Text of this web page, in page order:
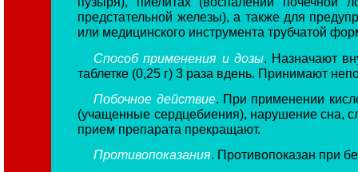
предстательной железы), а также для
или медицинского инструмента трубчатой
Способ применения и дозы. Назначают
таблетке (0,25 г) 3 раза вдень. Принимают
Побочное действие. При применении
(учащенные сердцебиения), нарушение сна,
прием препарата прекращают.
Противопоказания. Противопоказан при